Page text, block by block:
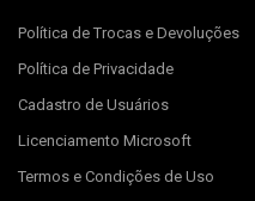
Política de Trocas e Devoluções
Política de Privacidade
Cadastro de Usuários
Licenciamento Microsoft
Termos e Condições de Uso